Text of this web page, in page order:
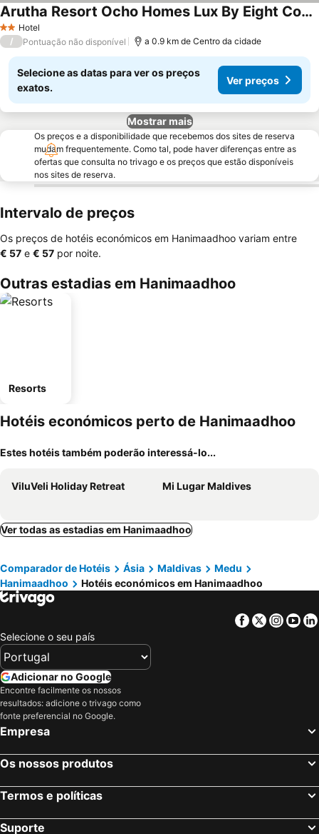
2 Estrelas
Hotel
Arutha Resort Ocho Homes Lux By Eight Continents
Ver preços
/ Pontuação não disponível a 0.9 km de Centro da cidade
Selecione as datas para ver os preços
exatos.
Ver preços
Mostrar mais
Os preços e a disponibilidade que recebemos dos sites de reserva
mudam frequentemente. Como tal, pode haver diferenças entre as
ofertas que consulta no trivago e os preços que estão disponíveis
nos sites de reserva.
Intervalo de preços
Os preços de hotéis económicos em Hanimaadhoo variam entre
‎€ 57 e ‎€ 57 por noite.
Outras estadias em Hanimaadhoo
Resorts
Hotéis económicos perto de Hanimaadhoo
Estes hotéis também poderão interessá-lo...
ViluVeli Holiday Retreat Mi Lugar Maldives
Ver todas as estadias em Hanimaadhoo
Comparador de Hotéis Ásia Maldivas
Medu
Hanimaadhoo
Hotéis económicos em Hanimaadhoo
Facebook
Twitter
Selecione o seu país
Adicionar no Google
Encontre facilmente os nossos
resultados: adicione o trivago como
fonte preferencial no Google.
Empresa
Os nossos produtos
Termos e políticas
Suporte